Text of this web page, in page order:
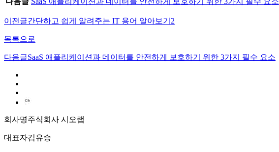
이전글간단하고 쉽게 알려주는 IT 용어 알아보기2
목록으로
다음글SaaS 애플리케이션과 데이터를 안전하게 보호하기 위한 3가지 필수 요소
회사명주식회사 시오랩
대표자김유승